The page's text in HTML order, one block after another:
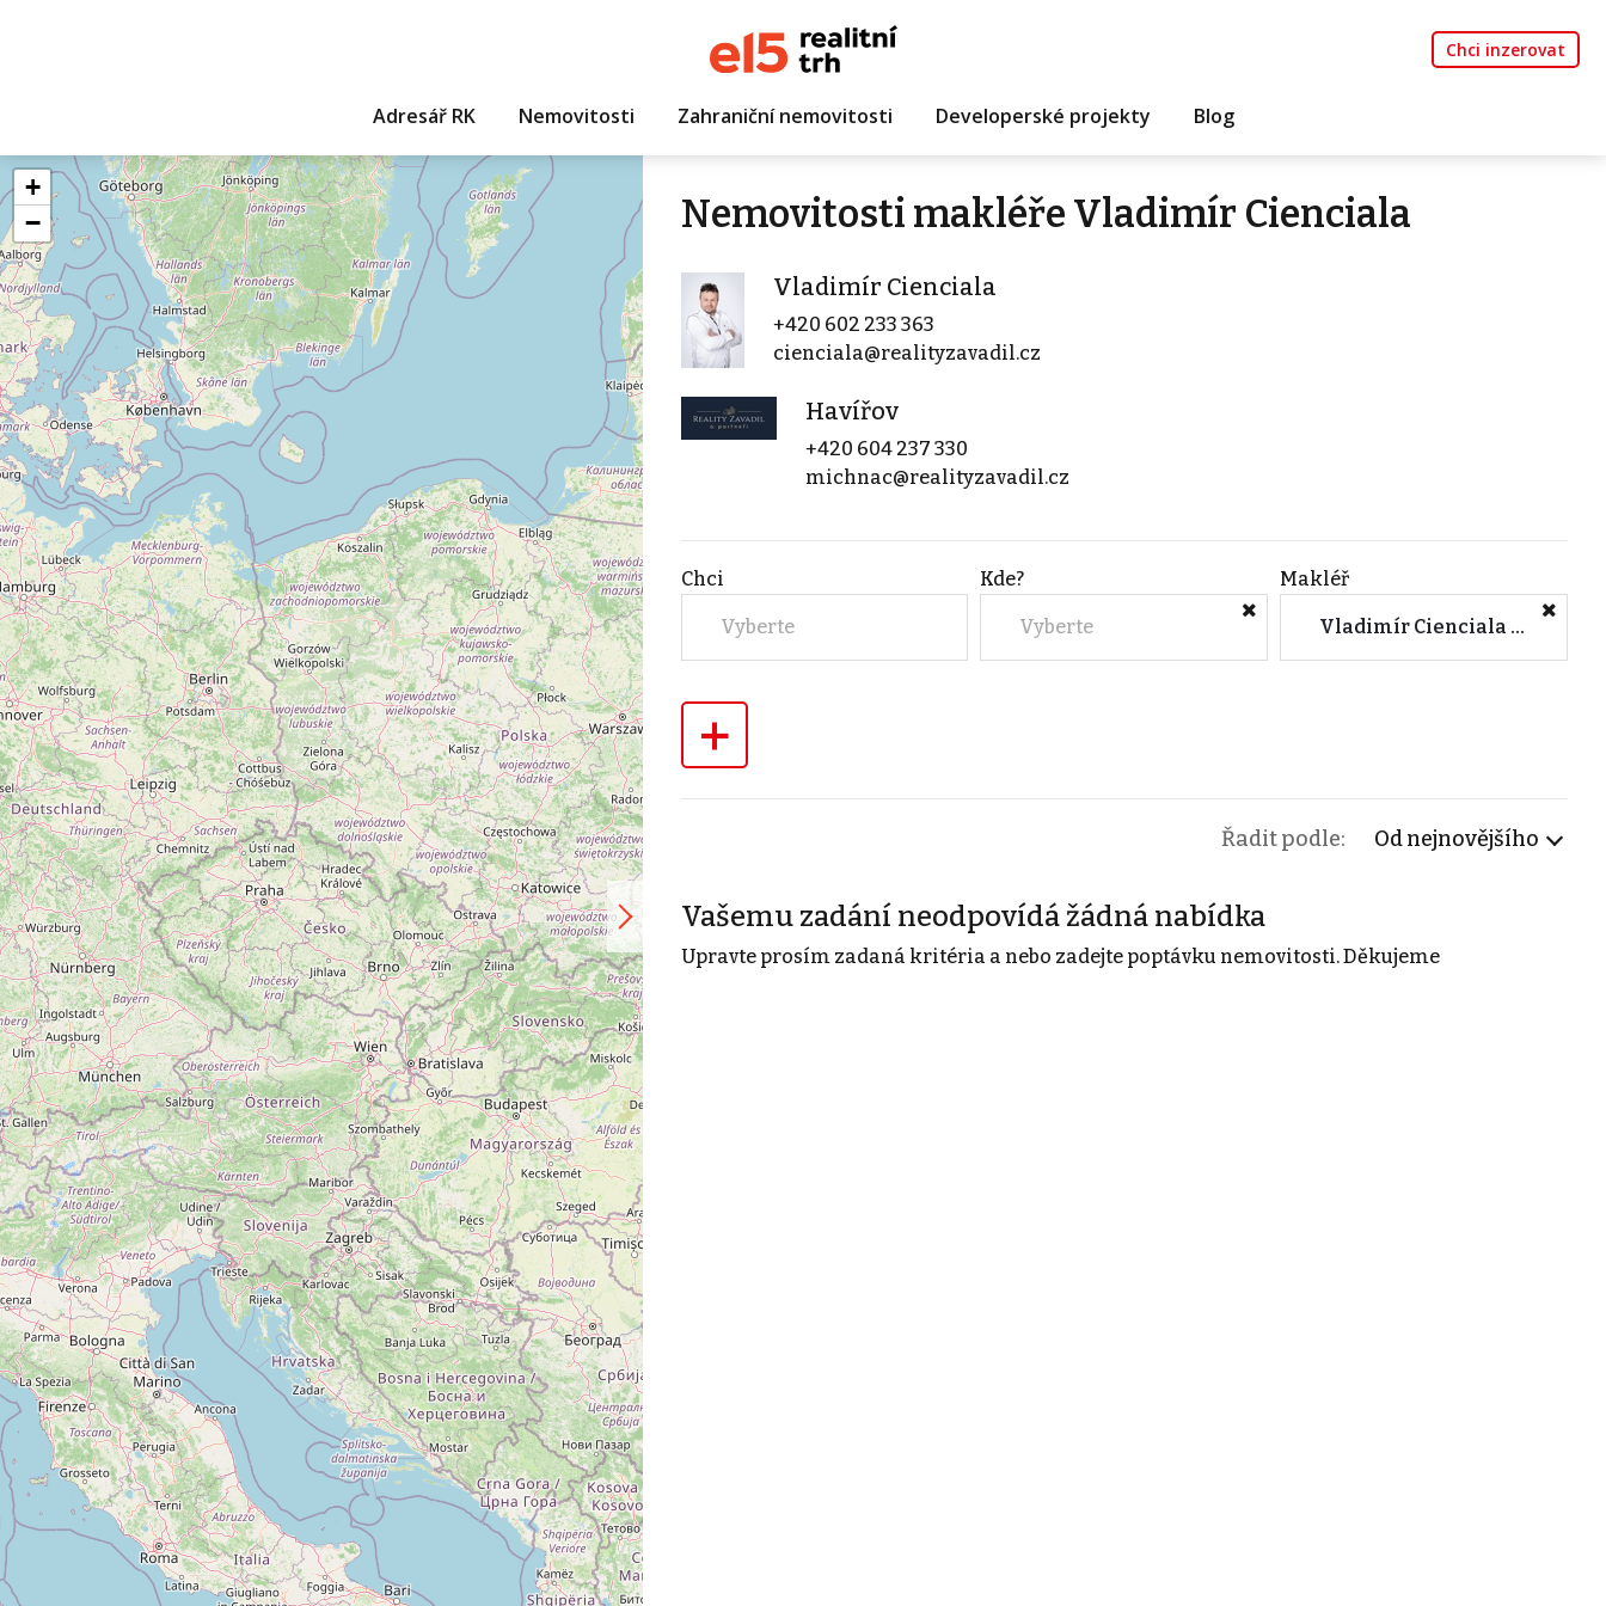
Chci inzerovat
Adresář RK Nemovitosti Zahraniční nemovitosti Developerské projekty Blog
+
−
Nemovitosti makléře Vladimír Cienciala
Vladimír Cienciala
+420 602 233 363
cienciala@realityzavadil.cz
Havířov
+420 604 237 330
michnac@realityzavadil.cz
Chci
Vyberte
Kde?
Vyberte
Makléř
Vladimír Cienciala (Havířov)
+
Řadit podle: Od nejnovějšího
Vašemu zadání neodpovídá žádná nabídka
Upravte prosím zadaná kritéria a nebo zadejte poptávku nemovitosti. Děkujeme